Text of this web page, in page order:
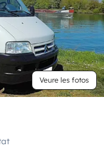
Veure les fotos